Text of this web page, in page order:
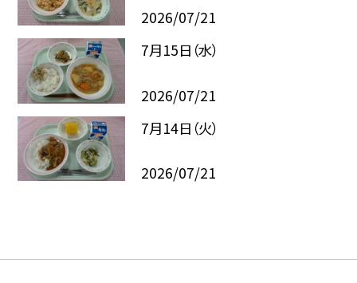
2026/07/21
7月15日（水）
2026/07/21
7月14日（火）
2026/07/21